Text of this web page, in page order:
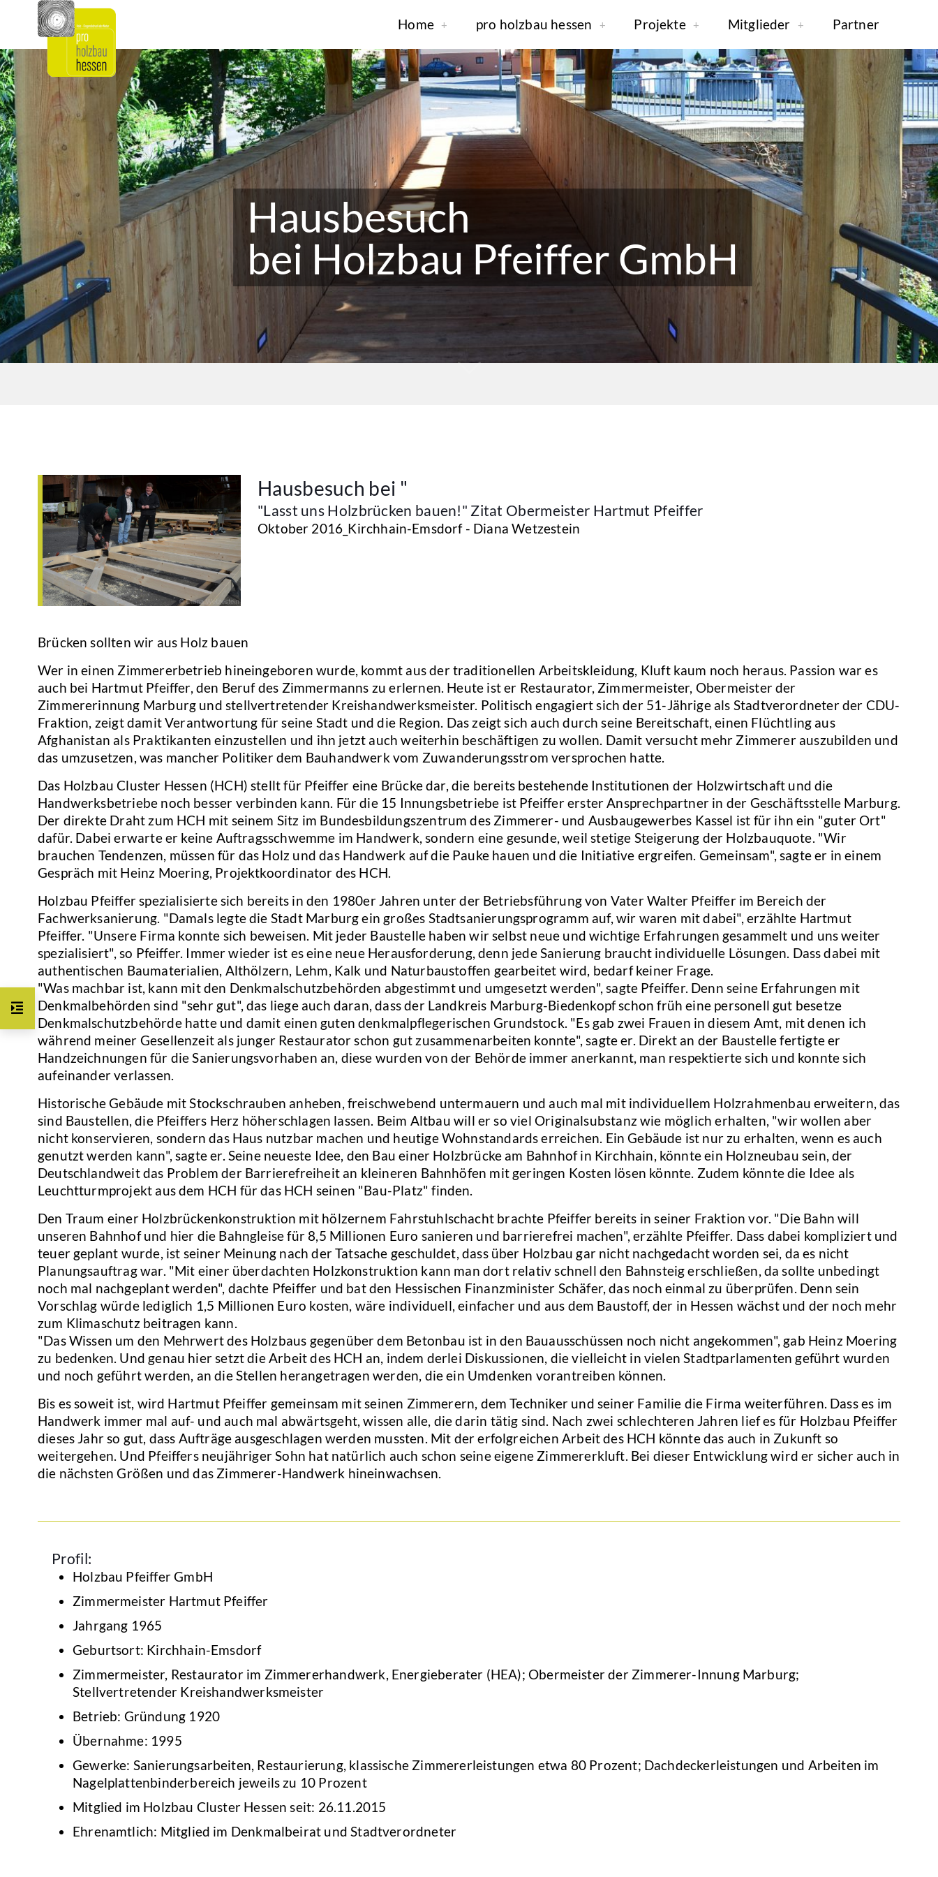
Home pro holzbau hessen Projekte Mitglieder Partner
Hausbesuch
bei Holzbau Pfeiffer GmbH
Hausbesuch bei "
"Lasst uns Holzbrücken bauen!" Zitat Obermeister Hartmut Pfeiffer
Oktober 2016_Kirchhain-Emsdorf - Diana Wetzestein
Brücken sollten wir aus Holz bauen
Wer in einen Zimmererbetrieb hineingeboren wurde, kommt aus der traditionellen Arbeitskleidung, Kluft kaum noch heraus. Passion war es
auch bei Hartmut Pfeiffer, den Beruf des Zimmermanns zu erlernen. Heute ist er Restaurator, Zimmermeister, Obermeister der
Zimmererinnung Marburg und stellvertretender Kreishandwerksmeister. Politisch engagiert sich der 51-Jährige als Stadtverordneter der CDU-
Fraktion, zeigt damit Verantwortung für seine Stadt und die Region. Das zeigt sich auch durch seine Bereitschaft, einen Flüchtling aus
Afghanistan als Praktikanten einzustellen und ihn jetzt auch weiterhin beschäftigen zu wollen. Damit versucht mehr Zimmerer auszubilden und
das umzusetzen, was mancher Politiker dem Bauhandwerk vom Zuwanderungsstrom versprochen hatte.
Das Holzbau Cluster Hessen (HCH) stellt für Pfeiffer eine Brücke dar, die bereits bestehende Institutionen der Holzwirtschaft und die
Handwerksbetriebe noch besser verbinden kann. Für die 15 Innungsbetriebe ist Pfeiffer erster Ansprechpartner in der Geschäftsstelle Marburg.
Der direkte Draht zum HCH mit seinem Sitz im Bundesbildungszentrum des Zimmerer- und Ausbaugewerbes Kassel ist für ihn ein "guter Ort"
dafür. Dabei erwarte er keine Auftragsschwemme im Handwerk, sondern eine gesunde, weil stetige Steigerung der Holzbauquote. "Wir
brauchen Tendenzen, müssen für das Holz und das Handwerk auf die Pauke hauen und die Initiative ergreifen. Gemeinsam", sagte er in einem
Gespräch mit Heinz Moering, Projektkoordinator des HCH.
Holzbau Pfeiffer spezialisierte sich bereits in den 1980er Jahren unter der Betriebsführung von Vater Walter Pfeiffer im Bereich der
Fachwerksanierung. "Damals legte die Stadt Marburg ein großes Stadtsanierungsprogramm auf, wir waren mit dabei", erzählte Hartmut
Pfeiffer. "Unsere Firma konnte sich beweisen. Mit jeder Baustelle haben wir selbst neue und wichtige Erfahrungen gesammelt und uns weiter
spezialisiert", so Pfeiffer. Immer wieder ist es eine neue Herausforderung, denn jede Sanierung braucht individuelle Lösungen. Dass dabei mit
authentischen Baumaterialien, Althölzern, Lehm, Kalk und Naturbaustoffen gearbeitet wird, bedarf keiner Frage.
"Was machbar ist, kann mit den Denkmalschutzbehörden abgestimmt und umgesetzt werden", sagte Pfeiffer. Denn seine Erfahrungen mit
Denkmalbehörden sind "sehr gut", das liege auch daran, dass der Landkreis Marburg-Biedenkopf schon früh eine personell gut besetze
Denkmalschutzbehörde hatte und damit einen guten denkmalpflegerischen Grundstock. "Es gab zwei Frauen in diesem Amt, mit denen ich
während meiner Gesellenzeit als junger Restaurator schon gut zusammenarbeiten konnte", sagte er. Direkt an der Baustelle fertigte er
Handzeichnungen für die Sanierungsvorhaben an, diese wurden von der Behörde immer anerkannt, man respektierte sich und konnte sich
aufeinander verlassen.
Historische Gebäude mit Stockschrauben anheben, freischwebend untermauern und auch mal mit individuellem Holzrahmenbau erweitern, das
sind Baustellen, die Pfeiffers Herz höherschlagen lassen. Beim Altbau will er so viel Originalsubstanz wie möglich erhalten, "wir wollen aber
nicht konservieren, sondern das Haus nutzbar machen und heutige Wohnstandards erreichen. Ein Gebäude ist nur zu erhalten, wenn es auch
genutzt werden kann", sagte er. Seine neueste Idee, den Bau einer Holzbrücke am Bahnhof in Kirchhain, könnte ein Holzneubau sein, der
Deutschlandweit das Problem der Barrierefreiheit an kleineren Bahnhöfen mit geringen Kosten lösen könnte. Zudem könnte die Idee als
Leuchtturmprojekt aus dem HCH für das HCH seinen "Bau-Platz" finden.
Den Traum einer Holzbrückenkonstruktion mit hölzernem Fahrstuhlschacht brachte Pfeiffer bereits in seiner Fraktion vor. "Die Bahn will
unseren Bahnhof und hier die Bahngleise für 8,5 Millionen Euro sanieren und barrierefrei machen", erzählte Pfeiffer. Dass dabei kompliziert und
teuer geplant wurde, ist seiner Meinung nach der Tatsache geschuldet, dass über Holzbau gar nicht nachgedacht worden sei, da es nicht
Planungsauftrag war. "Mit einer überdachten Holzkonstruktion kann man dort relativ schnell den Bahnsteig erschließen, da sollte unbedingt
noch mal nachgeplant werden", dachte Pfeiffer und bat den Hessischen Finanzminister Schäfer, das noch einmal zu überprüfen. Denn sein
Vorschlag würde lediglich 1,5 Millionen Euro kosten, wäre individuell, einfacher und aus dem Baustoff, der in Hessen wächst und der noch mehr
zum Klimaschutz beitragen kann.
"Das Wissen um den Mehrwert des Holzbaus gegenüber dem Betonbau ist in den Bauausschüssen noch nicht angekommen", gab Heinz Moering
zu bedenken. Und genau hier setzt die Arbeit des HCH an, indem derlei Diskussionen, die vielleicht in vielen Stadtparlamenten geführt wurden
und noch geführt werden, an die Stellen herangetragen werden, die ein Umdenken vorantreiben können.
Bis es soweit ist, wird Hartmut Pfeiffer gemeinsam mit seinen Zimmerern, dem Techniker und seiner Familie die Firma weiterführen. Dass es im
Handwerk immer mal auf- und auch mal abwärtsgeht, wissen alle, die darin tätig sind. Nach zwei schlechteren Jahren lief es für Holzbau Pfeiffer
dieses Jahr so gut, dass Aufträge ausgeschlagen werden mussten. Mit der erfolgreichen Arbeit des HCH könnte das auch in Zukunft so
weitergehen. Und Pfeiffers neujähriger Sohn hat natürlich auch schon seine eigene Zimmererkluft. Bei dieser Entwicklung wird er sicher auch in
die nächsten Größen und das Zimmerer-Handwerk hineinwachsen.
Profil:
Holzbau Pfeiffer GmbH
Zimmermeister Hartmut Pfeiffer
Jahrgang 1965
Geburtsort: Kirchhain-Emsdorf
Zimmermeister, Restaurator im Zimmererhandwerk, Energieberater (HEA); Obermeister der Zimmerer-Innung Marburg;
Stellvertretender Kreishandwerksmeister
Betrieb: Gründung 1920
Übernahme: 1995
Gewerke: Sanierungsarbeiten, Restaurierung, klassische Zimmererleistungen etwa 80 Prozent; Dachdeckerleistungen und Arbeiten im
Nagelplattenbinderbereich jeweils zu 10 Prozent
Mitglied im Holzbau Cluster Hessen seit: 26.11.2015
Ehrenamtlich: Mitglied im Denkmalbeirat und Stadtverordneter